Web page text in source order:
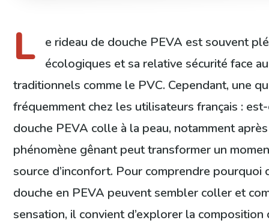
L
e rideau de douche PEVA est souvent
écologiques et sa relative sécurité face
traditionnels comme le PVC. Cependant, une
fréquemment chez les utilisateurs français :
douche PEVA colle à la peau, notamment
phénomène gênant peut transformer un
source d’inconfort. Pour comprendre pourquoi
douche en PEVA peuvent sembler coller et
sensation, il convient d’explorer la composition